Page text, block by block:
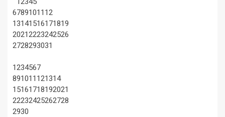
67891011 12
13141516171819
20212223242526
2728293031
1234567
891011 121314
15161718192021
22232425262728
2930